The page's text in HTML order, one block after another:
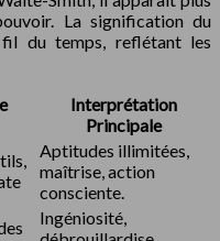
La signification du
du temps, reflétant les
Interprétation
Principale
Aptitudes illimitées,
maîtrise, action
consciente.
Ingéniosité,